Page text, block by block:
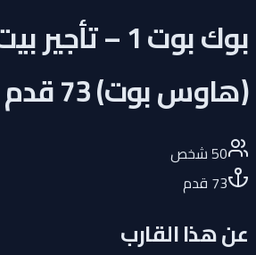
بوك بوت 1 –
(هاوس بوت) 73 قدم في أبوظبي
50شخص
73 قدم
عن هذا القارب